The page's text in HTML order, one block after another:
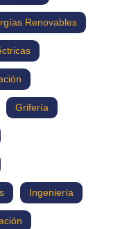
Renovables
Grifería
Ingeniería